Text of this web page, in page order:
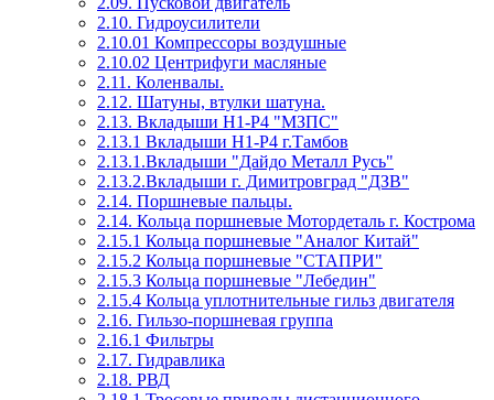
2.10. Гидроусилители
2.10.01 Компрессоры воздушные
2.10.02 Центрифуги масляные
2.11. Коленвалы.
2.12. Шатуны, втулки шатуна.
2.13. Вкладыши Н1-Р4 "МЗПС"
2.13.1 Вкладыши Н1-Р4 г.Тамбов
2.13.1.Вкладыши "Дайдо Металл Русь"
2.13.2.Вкладыши г. Димитровград "ДЗВ"
2.14. Поршневые пальцы.
2.14. Кольца поршневые Мотордеталь г. Кострома
2.15.1 Кольца поршневые "Аналог Китай"
2.15.2 Кольца поршневые "СТАПРИ"
2.15.3 Кольца поршневые "Лебедин"
2.15.4 Кольца уплотнительные гильз двигателя
2.16. Гильзо-поршневая группа
2.16.1 Фильтры
2.17. Гидравлика
2.18. РВД